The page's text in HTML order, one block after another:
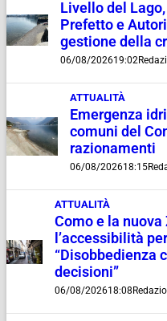
Livello del
Prefetto e
gestione della
06/08/202619:02
ATTUALITÀ
Emergenza
comuni del
razionamenti
06/08/202618:15
ATTUALITÀ
Como e la
l’accessibilità
“Disobbedienza
decisioni”
06/08/202618:08